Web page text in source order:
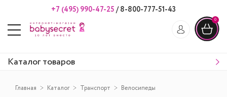
+7 (495) 990-47-25 /8-800-777-51-43
0
Каталог товаров
Главная Каталог Транспорт Велосипеды